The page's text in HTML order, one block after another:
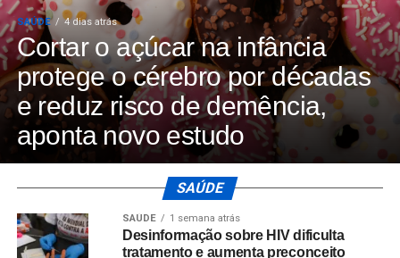
SAÚDE 4 dias atrás
Cortar o açúcar na infância
protege o cérebro por décadas
e reduz risco de demência,
aponta novo estudo
SAÚDE
SAÚDE 1 semana atrás
Desinformação sobre HIV dificulta
tratamento e aumenta preconceito